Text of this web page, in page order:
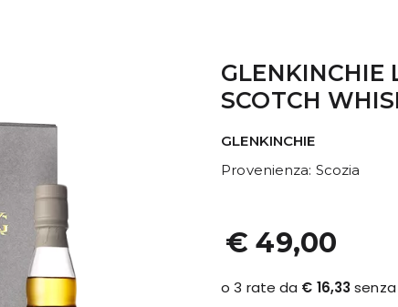
GLENKINCHIE
SCOTCH
GLENKINCHIE
Provenienza: Scozia
€ 49,00